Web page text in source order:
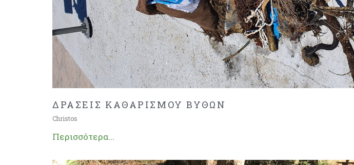
ΔΡΑΣΕΙΣ ΚΑΘΑΡΙΣΜΟΥ ΒΥΘΩΝ
Christos
Περισσότερα...